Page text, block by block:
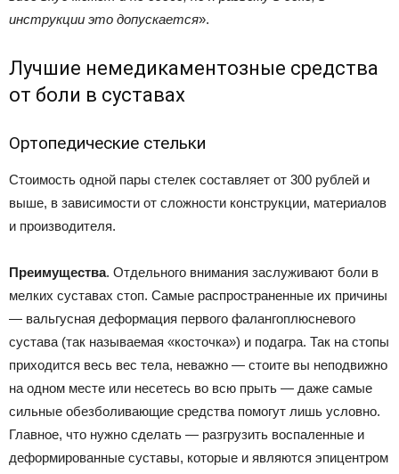
инструкции это допускается».
Лучшие немедикаментозные средства
от боли в суставах
Ортопедические стельки
Стоимость одной пары стелек составляет от 300 рублей и
выше, в зависимости от сложности конструкции, материалов
и производителя.
Преимущества. Отдельного внимания заслуживают боли в
мелких суставах стоп. Самые распространенные их причины
— вальгусная деформация первого фалангоплюсневого
сустава (так называемая «косточка») и подагра. Так на стопы
приходится весь вес тела, неважно — стоите вы неподвижно
на одном месте или несетесь во всю прыть — даже самые
сильные обезболивающие средства помогут лишь условно.
Главное, что нужно сделать — разгрузить воспаленные и
деформированные суставы, которые и являются эпицентром